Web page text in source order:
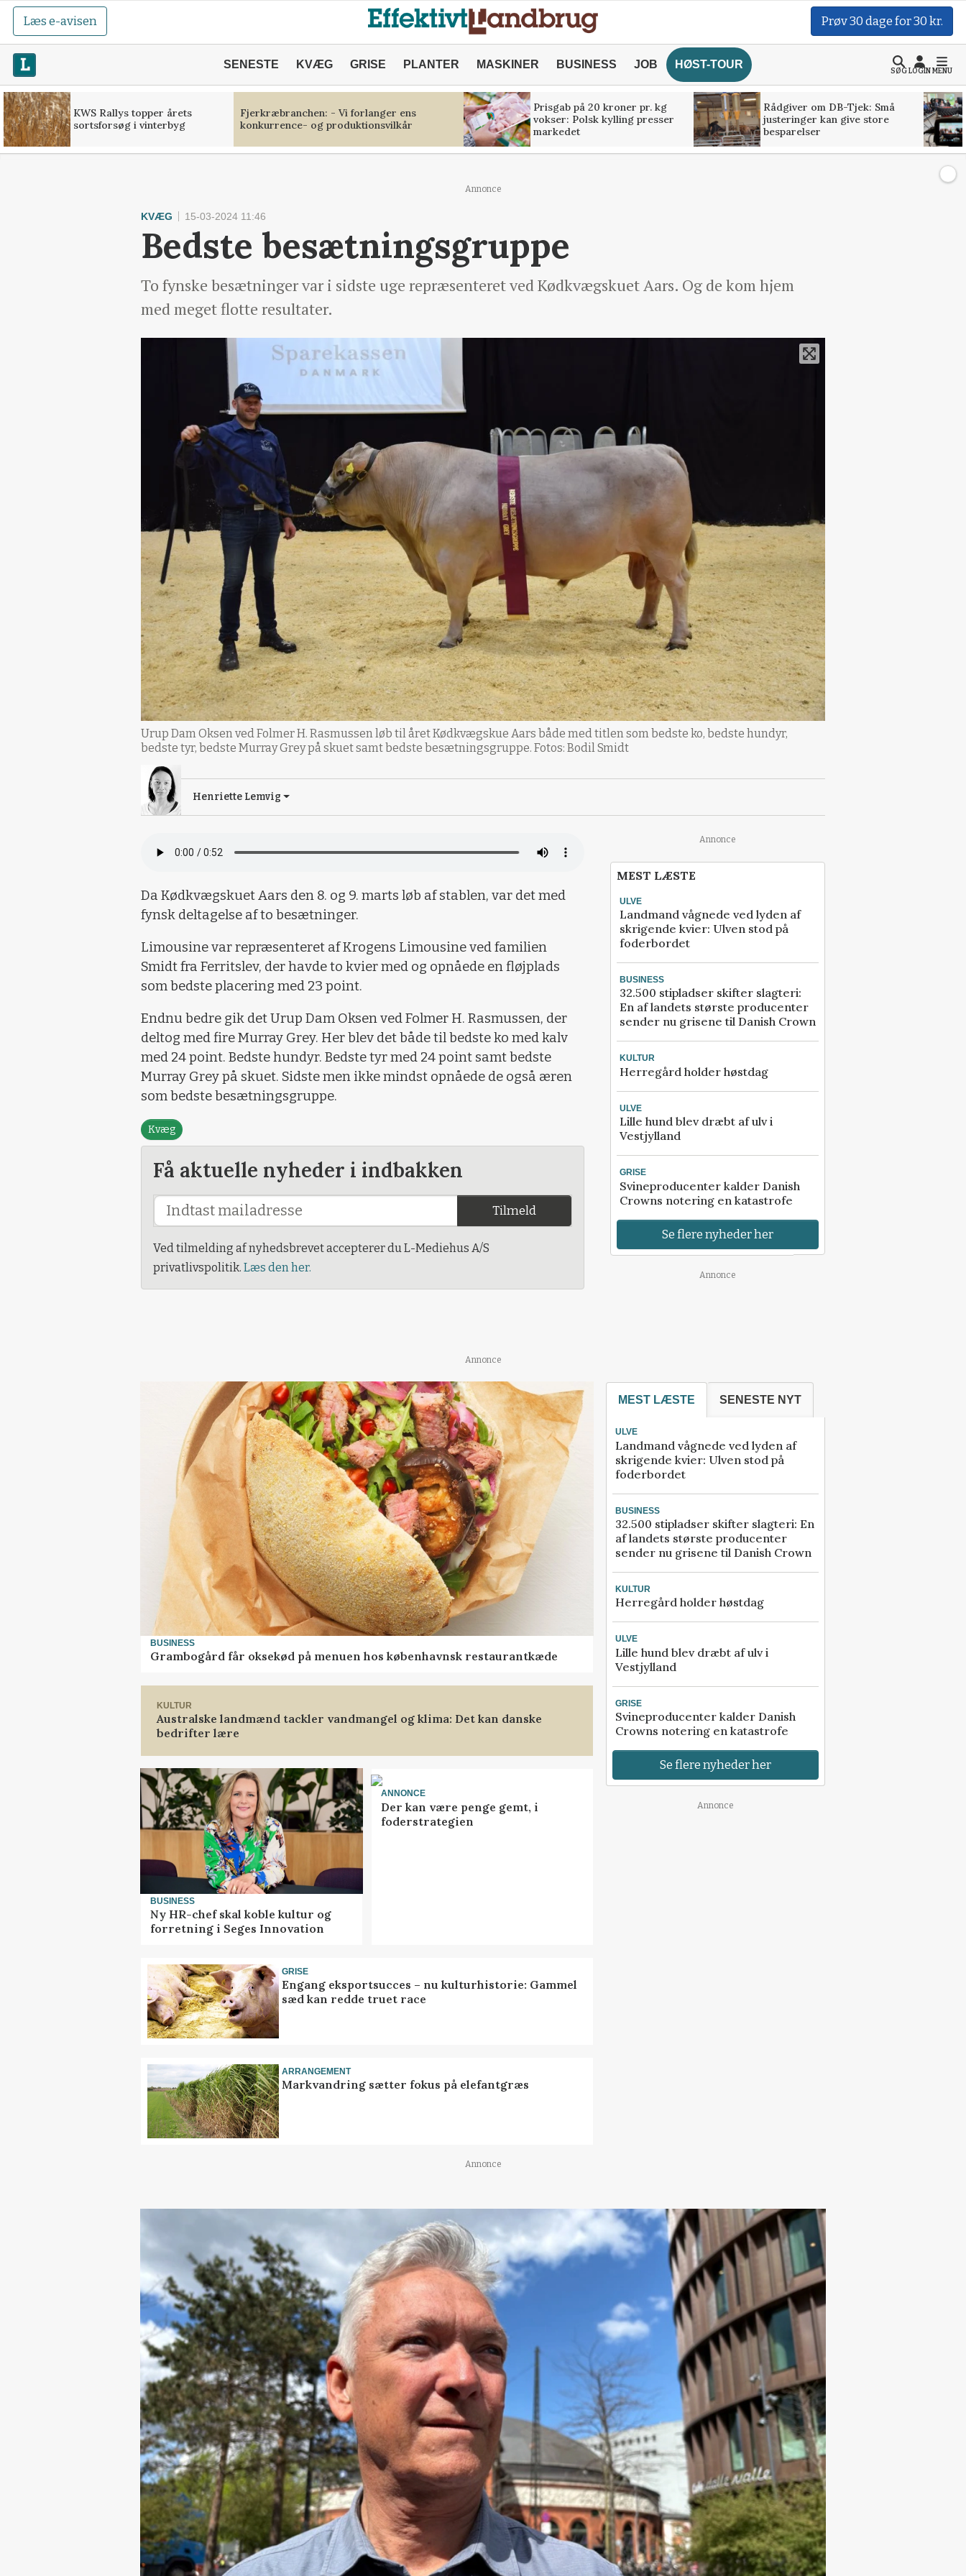
Læs e-avisen Prøv 30 dage for 30 kr.
SENESTE KVÆG GRISE PLANTER MASKINER BUSINESS JOB HØST-TOUR
SØGLOGINMENU
KWS Rallys topper årets
sortsforsøg i vinterbyg
Fjerkræbranchen: - Vi forlanger ens
konkurrence- og produktionsvilkår
Prisgab på 20 kroner pr. kg
vokser: Polsk kylling presser
markedet
Rådgiver om DB-Tjek: Små
justeringer kan give store
besparelser
Annonce
KVÆG 15-03-2024 11:46
Bedste besætningsgruppe
To fynske besætninger var i sidste uge repræsenteret ved Kødkvægskuet Aars. Og de kom hjem
med meget flotte resultater.
Urup Dam Oksen ved Folmer H. Rasmussen løb til året Kødkvægskue Aars både med titlen som bedste ko, bedste hundyr,
bedste tyr, bedste Murray Grey på skuet samt bedste besætningsgruppe. Fotos: Bodil Smidt
Henriette Lemvig
Da Kødkvægskuet Aars den 8. og 9. marts løb af stablen, var det med
fynsk deltagelse af to besætninger.
Limousine var repræsenteret af Krogens Limousine ved familien
Smidt fra Ferritslev, der havde to kvier med og opnåede en fløjplads
som bedste placering med 23 point.
Endnu bedre gik det Urup Dam Oksen ved Folmer H. Rasmussen, der
deltog med fire Murray Grey. Her blev det både til bedste ko med kalv
med 24 point. Bedste hundyr. Bedste tyr med 24 point samt bedste
Murray Grey på skuet. Sidste men ikke mindst opnåede de også æren
som bedste besætningsgruppe.
Kvæg
Få aktuelle nyheder i indbakken
Tilmeld
Ved tilmelding af nyhedsbrevet accepterer du L-Mediehus A/S
privatlivspolitik. Læs den her.
Annonce
MEST LÆSTE
ULVE
Landmand vågnede ved lyden af
skrigende kvier: Ulven stod på
foderbordet
BUSINESS
32.500 stipladser skifter slagteri:
En af landets største producenter
sender nu grisene til Danish Crown
KULTUR
Herregård holder høstdag
ULVE
Lille hund blev dræbt af ulv i
Vestjylland
GRISE
Svineproducenter kalder Danish
Crowns notering en katastrofe
Se flere nyheder her
Annonce
Annonce
BUSINESS
Grambogård får oksekød på menuen hos københavnsk restaurantkæde
KULTUR
Australske landmænd tackler vandmangel og klima: Det kan danske
bedrifter lære
BUSINESS
Ny HR-chef skal koble kultur og
forretning i Seges Innovation
ANNONCE
Der kan være penge gemt, i
foderstrategien
GRISE
Engang eksportsucces – nu kulturhistorie: Gammel
sæd kan redde truet race
ARRANGEMENT
Markvandring sætter fokus på elefantgræs
MEST LÆSTE SENESTE NYT
ULVE
Landmand vågnede ved lyden af
skrigende kvier: Ulven stod på
foderbordet
BUSINESS
32.500 stipladser skifter slagteri: En
af landets største producenter
sender nu grisene til Danish Crown
KULTUR
Herregård holder høstdag
ULVE
Lille hund blev dræbt af ulv i
Vestjylland
GRISE
Svineproducenter kalder Danish
Crowns notering en katastrofe
Se flere nyheder her
Annonce
Annonce